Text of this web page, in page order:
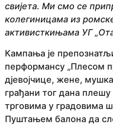
свијета. Ми смо се
колегиницама из
активисткињама УГ
Кампања је
перформансу „Плесом
дјевојчице, жене,
грађани тог дана
трговима у градовима
Пуштањем балона да